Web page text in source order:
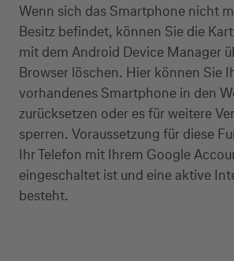
Kreditkarten-Banking
Kreditkarte
Wenn sich das Smartphone nicht
Besitz befindet, können Sie die
mit dem Android Device Manager
Browser löschen. Hier können Sie
vorhandenes Smartphone in den
zurücksetzen oder es für weitere
sperren. Voraussetzung für diese
Ihr Telefon mit Ihrem Google
eingeschaltet ist und eine aktive
besteht.